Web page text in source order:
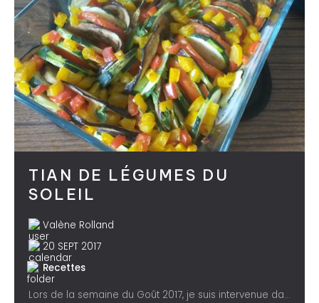
TIAN DE LÉGUMES DU
SOLEIL
Valène Rolland
20 SEPT 2017
Recettes
Lors de la semaine du Goût 2017, je suis intervenue dans 3 écoles primaires et maternelles de Tarentaise pour des leçons de goût grâce à leurs institutrices....